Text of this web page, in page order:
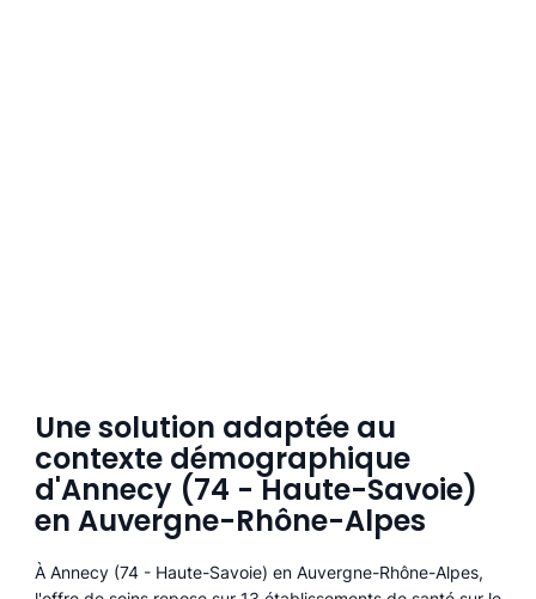
Une solution adaptée au
contexte démographique
d'Annecy (74 - Haute-Savoie)
en Auvergne-Rhône-Alpes
À Annecy (74 - Haute-Savoie) en Auvergne-Rhône-Alpes,